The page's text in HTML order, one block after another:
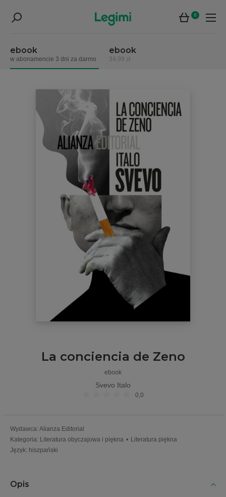
0
ebook
w abonamencie 3 dni za darmo
ebook
34,99 zł
La conciencia de Zeno
ebook
Svevo Italo
0,0
Wydawca: Alianza Editorial
Kategoria: Literatura obyczajowa i piękna • Literatura piękna
Język: hiszpański
Opis